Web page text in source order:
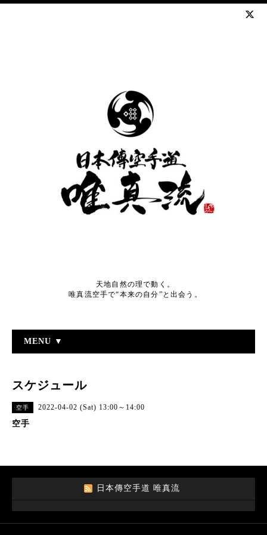
天地自然の理で動く。
唯真流空手で“本来の自分”と出会う。
MENU ▼
スケジュール
空手 2022-04-02 (Sat) 13:00～14:00
空手
日本傳空手道 唯真流